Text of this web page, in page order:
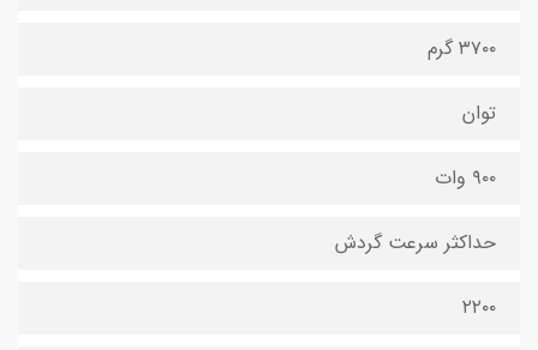
۳۷۰۰ گرم
توان
۹۰۰ وات
حداکثر سرعت گردش
۲۲۰۰